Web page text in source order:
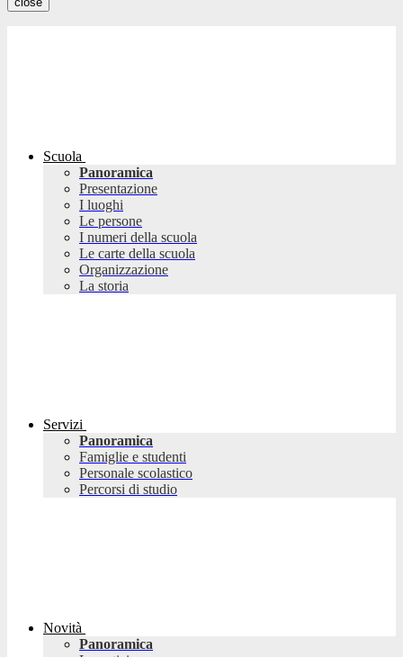
Scuola
Panoramica
Presentazione
I luoghi
Le persone
I numeri della scuola
Le carte della scuola
Organizzazione
La storia
Servizi
Panoramica
Famiglie e studenti
Personale scolastico
Percorsi di studio
Novità
Panoramica